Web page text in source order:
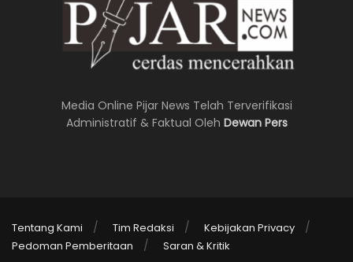
Media Online Pijar News Telah Terverifikasi
Administratif & Faktual Oleh Dewan Pers
Tentang Kami Tim Redaksi
Kebijakan Privacy
Pedoman Pemberitaan
Saran & Kritik